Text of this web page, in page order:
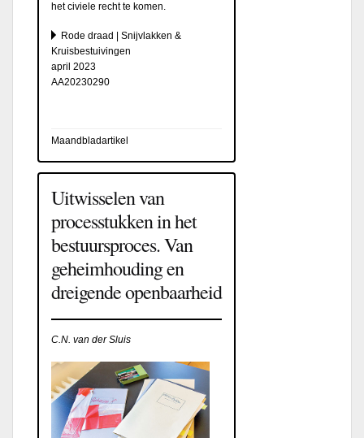
het civiele recht te komen.
Rode draad | Snijvlakken &
Kruisbestuivingen
april 2023
AA20230290
Maandbladartikel
Uitwisselen van
processtukken in het
bestuursproces. Van
geheimhouding en
dreigende openbaarheid
C.N. van der Sluis